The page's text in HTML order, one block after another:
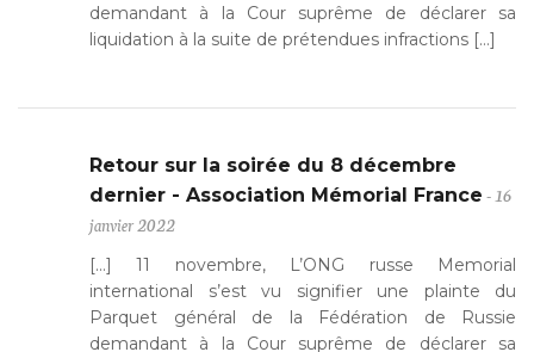
demandant à la Cour suprême de déclarer sa
liquidation à la suite de prétendues infractions […]
Retour sur la soirée du 8 décembre
dernier - Association Mémorial France - 16
janvier 2022
[…] 11 novembre, L’ONG russe Memorial
international s’est vu signifier une plainte du
Parquet général de la Fédération de Russie
demandant à la Cour suprême de déclarer sa